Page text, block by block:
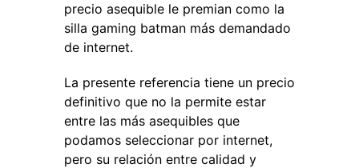
precio asequible le premian como la
silla gaming batman más demandado
de internet.
La presente referencia tiene un precio
definitivo que no la permite estar
entre las más asequibles que
podamos seleccionar por internet,
pero su relación entre calidad y